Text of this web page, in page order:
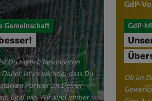
Gemeinschaft
Du täglich besonderen
ist es wichtig, dass Du
Partner an Deiner
Egal wo. Wir sind immer
GdP-
GdP-
Ob im